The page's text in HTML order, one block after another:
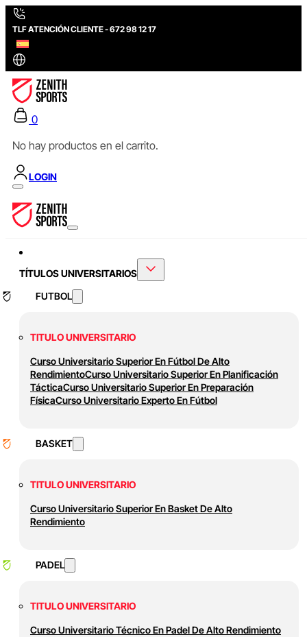
TLF ATENCIÓN CLIENTE - 672 98 12 17
0
No hay productos en el carrito.
LOGIN
TÍTULOS UNIVERSITARIOS
FUTBOL
TITULO UNIVERSITARIO
Curso Universitario Superior En Fútbol De Alto
RendimientoCurso Universitario Superior En Planificación
TácticaCurso Universitario Superior En Preparación
FísicaCurso Universitario Experto En Fútbol
BASKET
TITULO UNIVERSITARIO
Curso Universitario Superior En Basket De Alto
Rendimiento
PADEL
TITULO UNIVERSITARIO
Curso Universitario Técnico En Padel De Alto Rendimiento